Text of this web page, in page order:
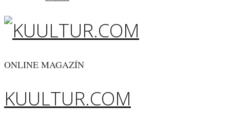
ONLINE MAGAZÍN
KUULTUR.COM